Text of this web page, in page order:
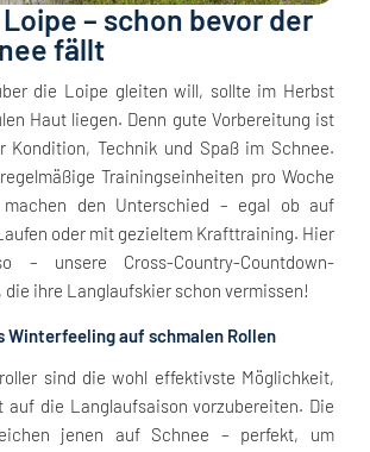
– schon bevor der
fällt
die Loipe gleiten will, sollte im Herbst
Haut liegen. Denn gute Vorbereitung ist
Kondition, Technik und Spaß im Schnee.
Trainingseinheiten pro Woche
den Unterschied – egal ob auf
oder mit gezieltem Krafttraining. Hier
– unsere Cross-Country-Countdown-
die ihre Langlaufskier schon vermissen!
Winterfeeling auf schmalen Rollen
sind die wohl effektivste Möglichkeit,
auf die Langlaufsaison vorzubereiten. Die
jenen auf Schnee – perfekt, um